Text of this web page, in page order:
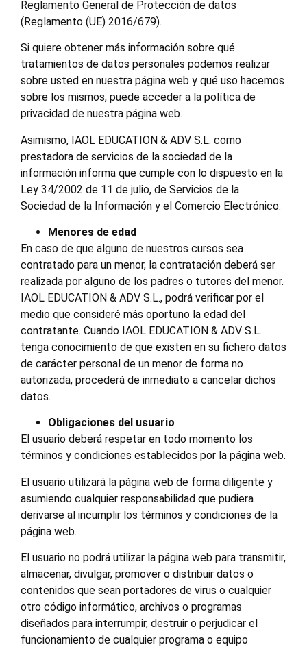
Reglamento General de Protección de datos
(Reglamento (UE) 2016/679).
Si quiere obtener más información sobre qué
tratamientos de datos personales podemos realizar
sobre usted en nuestra página web y qué uso hacemos
sobre los mismos, puede acceder a la política de
privacidad de nuestra página web.
Asimismo, IAOL EDUCATION & ADV S.L. como
prestadora de servicios de la sociedad de la
información informa que cumple con lo dispuesto en la
Ley 34/2002 de 11 de julio, de Servicios de la
Sociedad de la Información y el Comercio Electrónico.
Menores de edad
En caso de que alguno de nuestros cursos sea
contratado para un menor, la contratación deberá ser
realizada por alguno de los padres o tutores del menor.
IAOL EDUCATION & ADV S.L., podrá verificar por el
medio que consideré más oportuno la edad del
contratante. Cuando IAOL EDUCATION & ADV S.L.
tenga conocimiento de que existen en su fichero datos
de carácter personal de un menor de forma no
autorizada, procederá de inmediato a cancelar dichos
datos.
Obligaciones del usuario
El usuario deberá respetar en todo momento los
términos y condiciones establecidos por la página web.
El usuario utilizará la página web de forma diligente y
asumiendo cualquier responsabilidad que pudiera
derivarse al incumplir los términos y condiciones de la
página web.
El usuario no podrá utilizar la página web para transmitir,
almacenar, divulgar, promover o distribuir datos o
contenidos que sean portadores de virus o cualquier
otro código informático, archivos o programas
diseñados para interrumpir, destruir o perjudicar el
funcionamiento de cualquier programa o equipo